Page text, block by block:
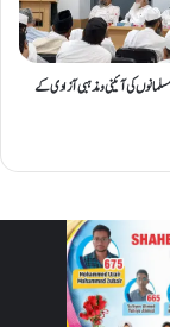
کی آئینی ومذہبی آزادی کے